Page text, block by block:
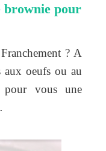
brownie pour
? A
oeufs ou au
vous une